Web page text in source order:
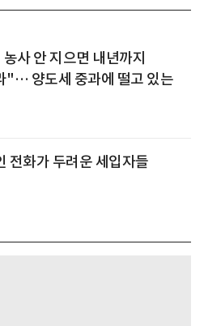
사 안 지으면 내년까지
"… 양도세 중과에 떨고 있는
전화가 두려운 세입자들